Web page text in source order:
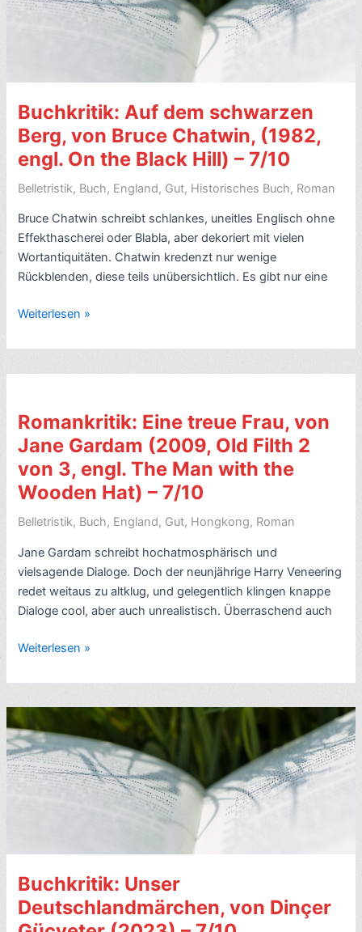
(2024,
7/10
Buchkritik: Auf dem schwarzen
Berg, von Bruce Chatwin, (1982,
engl. On the Black Hill) – 7/10
Belletristik, Buch, England, Gut, Historisches Buch, Roman
Bruce Chatwin schreibt schlankes, uneitles Englisch ohne
Effekthascherei oder Blabla, aber dekoriert mit vielen
Wortantiquitäten. Chatwin kredenzt nur wenige
Rückblenden, diese teils unübersichtlich. Es gibt nur eine
Buchkritik:
dem
schwarzen
Bruce
Chatwin,
(1982,
engl.
the
Black
Hill)
7/10
Weiterlesen »
Romankritik: Eine treue Frau, von
Jane Gardam (2009, Old Filth 2
von 3, engl. The Man with the
Wooden Hat) – 7/10
Belletristik, Buch, England, Gut, Hongkong, Roman
Jane Gardam schreibt hochatmosphärisch und
vielsagende Dialoge. Doch der neunjährige Harry Veneering
redet weitaus zu altklug, und gelegentlich klingen knappe
Dialoge cool, aber auch unrealistisch. Überraschend auch
Romankritik:
treue
Frau,
von
Jane
Gardam
(2009,
3,
engl.
The
Weiterlesen »
Buchkritik: Unser
Deutschlandmärchen, von Dinçer